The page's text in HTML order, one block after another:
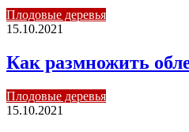
Плодовые деревья
15.10.2021
Как размножить
Плодовые деревья
15.10.2021